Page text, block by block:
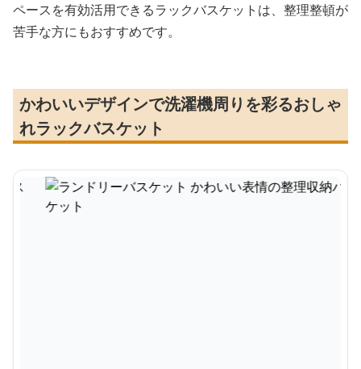
ペースを有効活用できるラックバスケットは、整理整頓が
苦手な方にもおすすめです。
かわいいデザインで洗濯機周りを彩るおしゃ
れラックバスケット